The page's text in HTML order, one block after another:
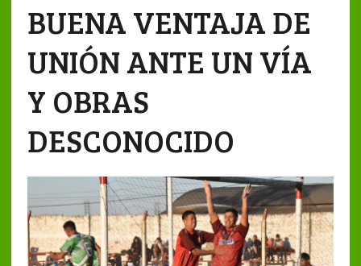
BUENA VENTAJA DE
UNIÓN ANTE UN VÍA
Y OBRAS
DESCONOCIDO